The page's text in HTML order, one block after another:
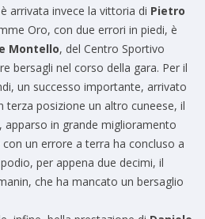
arrivata invece la vittoria di Pietro
Oro, con due errori in piedi, è
Montello, del Centro Sportivo
bersagli nel corso della gara. Per il
un successo importante, arrivato
terza posizione un altro cuneese, il
, apparso in grande miglioramento
un errore a terra ha concluso a
per appena due decimi, il
che ha mancato un bersaglio